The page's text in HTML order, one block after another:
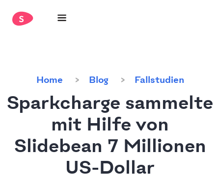
Home Blog Fallstudien
Sparkcharge sammelte
mit Hilfe von
Slidebean 7 Millionen
US-Dollar